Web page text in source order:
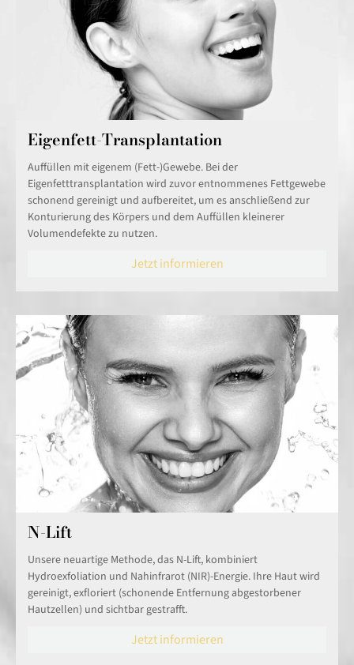
Eigenfett-Transplantation
Auffüllen mit eigenem (Fett-)Gewebe. Bei der
Eigenfetttransplantation wird zuvor entnommenes Fettgewebe
schonend gereinigt und aufbereitet, um es anschließend zur
Konturierung des Körpers und dem Auffüllen kleinerer
Volumendefekte zu nutzen.
Jetzt informieren
N-Lift
Unsere neuartige Methode, das N-Lift, kombiniert
Hydroexfoliation und Nahinfrarot (NIR)-Energie. Ihre Haut wird
gereinigt, exfloriert (schonende Entfernung abgestorbener
Hautzellen) und sichtbar gestrafft.
Jetzt informieren